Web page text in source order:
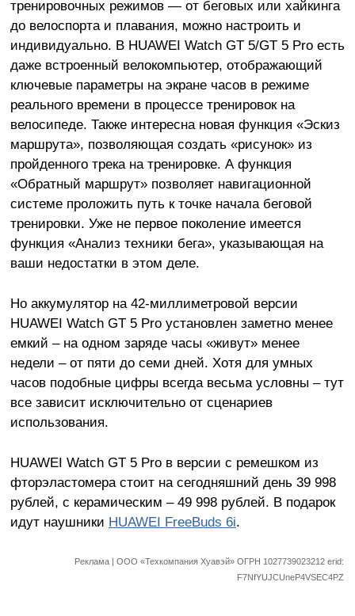
тренировочных режимов — от беговых или хайкинга
до велоспорта и плавания, можно настроить и
индивидуально. В HUAWEI Watch GT 5/GT 5 Pro есть
даже встроенный велокомпьютер, отображающий
ключевые параметры на экране часов в режиме
реального времени в процессе тренировок на
велосипеде. Также интересна новая функция «Эскиз
маршрута», позволяющая создать «рисунок» из
пройденного трека на тренировке. А функция
«Обратный маршрут» позволяет навигационной
системе проложить путь к точке начала беговой
тренировки. Уже не первое поколение имеется
функция «Анализ техники бега», указывающая на
ваши недостатки в этом деле.
Но аккумулятор на 42-миллиметровой версии
HUAWEI Watch GT 5 Pro установлен заметно менее
емкий – на одном заряде часы «живут» менее
недели – от пяти до семи дней. Хотя для умных
часов подобные цифры всегда весьма условны – тут
все зависит исключительно от сценариев
использования.
HUAWEI Watch GT 5 Pro в версии с ремешком из
фторэластомера стоит на сегодняшний день 39 998
рублей, с керамическим – 49 998 рублей. В подарок
идут наушники HUAWEI FreeBuds 6i.
Реклама | ООО «Техкомпания Хуавэй» ОГРН 1027739023212 erid:
F7NfYUJCUneP4VSEC4PZ